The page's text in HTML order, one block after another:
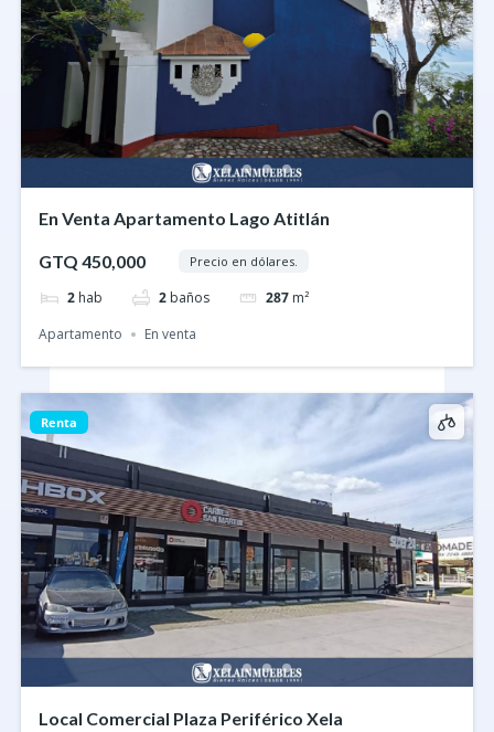
En Venta Apartamento Lago Atitlán
GTQ 450,000 Precio en dólares.
2 hab 2 baños 287 m²
Apartamento
En venta
Renta
Local Comercial Plaza Periférico Xela